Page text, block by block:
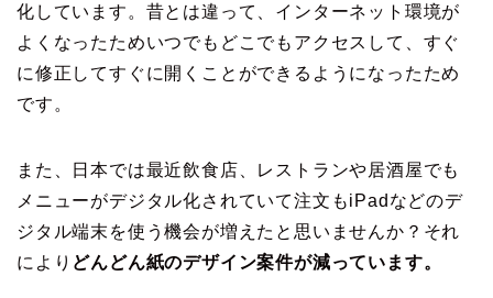
化しています。昔とは違って、インターネット環境が
よくなったためいつでもどこでもアクセスして、すぐ
に修正してすぐに開くことができるようになったため
です。
また、日本では最近飲食店、レストランや居酒屋でも
メニューがデジタル化されていて注文もiPadなどのデ
ジタル端末を使う機会が増えたと思いませんか？それ
により どんどん紙のデザイン案件が減っています。